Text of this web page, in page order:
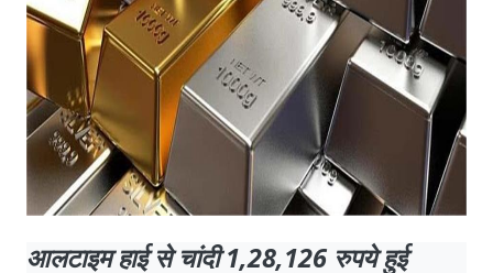
आलटाइम हाई से चांदी 1,28,126 रुपये हुई